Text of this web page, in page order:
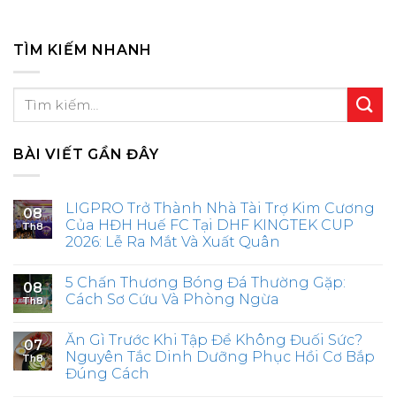
TÌM KIẾM NHANH
BÀI VIẾT GẦN ĐÂY
08
Th8
LIGPRO Trở Thành Nhà Tài Trợ Kim Cương
Của HĐH Huế FC Tại DHF KINGTEK CUP
2026: Lễ Ra Mắt Và Xuất Quân
08
Th8
5 Chấn Thương Bóng Đá Thường Gặp:
Cách Sơ Cứu Và Phòng Ngừa
07
Th8
Ăn Gì Trước Khi Tập Để Không Đuối Sức?
Nguyên Tắc Dinh Dưỡng Phục Hồi Cơ Bắp
Đúng Cách